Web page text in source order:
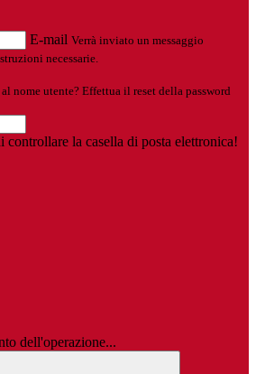
E-mail Verrà inviato un messaggio
necessarie.
nome utente? Effettua il reset della password
controllare la casella di posta elettronica!
dell'operazione...